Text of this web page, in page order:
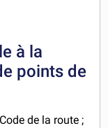
à la
points de
de la route ;